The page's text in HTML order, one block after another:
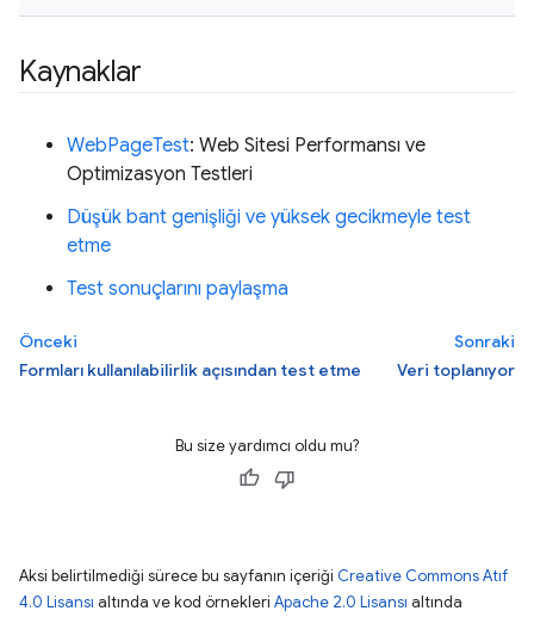
Kaynaklar
WebPageTest: Web Sitesi Performansı ve
Optimizasyon Testleri
Düşük bant genişliği ve yüksek gecikmeyle test
etme
Test sonuçlarını paylaşma
Önceki
Formları kullanılabilirlik açısından test etme
Sonraki
Veri toplanıyor
Bu size yardımcı oldu mu?
Aksi belirtilmediği sürece bu sayfanın içeriği Creative Commons Atıf
4.0 Lisansı altında ve kod örnekleri Apache 2.0 Lisansı altında